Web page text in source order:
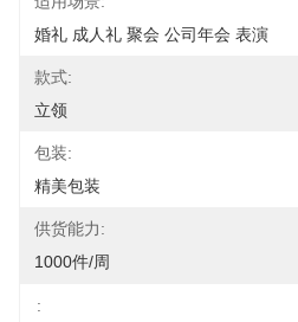
婚礼 成人礼 聚会 公司年会 表演
款式:
立领
包装:
精美包装
供货能力:
1000件/周
: